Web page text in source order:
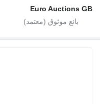
Euro Auctions